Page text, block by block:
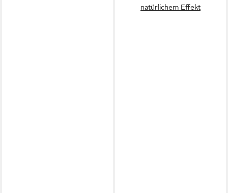
natürlichem Effekt